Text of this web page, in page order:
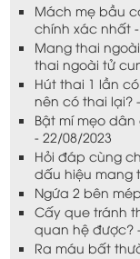
Mách mẹ bầu
chính xác nhất -
Mang thai
thai ngoài tử
Hút thai 1 lần
nên có thai lại?
Bật mí mẹo
- 22/08/2023
Hỏi đáp cùng
dấu hiệu mang
Ngứa 2 bên
Cấy que tránh
quan hệ được?
Ra máu bất